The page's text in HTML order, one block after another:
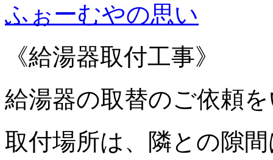
ふぉーむやの思い
《給湯器取付工事》
給湯器の取替のご依頼
取付場所は、隣との隙